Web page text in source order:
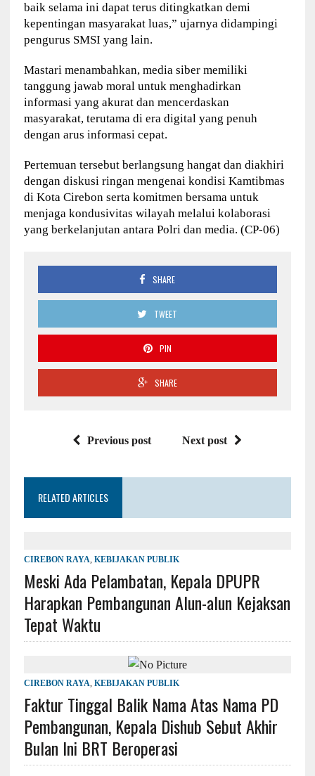
baik selama ini dapat terus ditingkatkan demi
kepentingan masyarakat luas,” ujarnya didampingi
pengurus SMSI yang lain.
Mastari menambahkan, media siber memiliki
tanggung jawab moral untuk menghadirkan
informasi yang akurat dan mencerdaskan
masyarakat, terutama di era digital yang penuh
dengan arus informasi cepat.
Pertemuan tersebut berlangsung hangat dan diakhiri
dengan diskusi ringan mengenai kondisi Kamtibmas
di Kota Cirebon serta komitmen bersama untuk
menjaga kondusivitas wilayah melalui kolaborasi
yang berkelanjutan antara Polri dan media. (CP-06)
SHARE
TWEET
PIN
SHARE
Previous post Next post
RELATED ARTICLES
CIREBON RAYA, KEBIJAKAN PUBLIK
Meski Ada Pelambatan, Kepala DPUPR
Harapkan Pembangunan Alun-alun Kejaksan
Tepat Waktu
CIREBON RAYA, KEBIJAKAN PUBLIK
Faktur Tinggal Balik Nama Atas Nama PD
Pembangunan, Kepala Dishub Sebut Akhir
Bulan Ini BRT Beroperasi